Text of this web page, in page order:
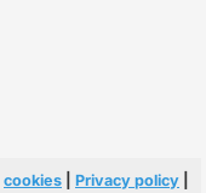
cookies Privacy policy